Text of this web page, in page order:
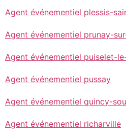
Agent événementiel plessis-
Agent événementiel prunay-
Agent événementiel puiselet-
Agent événementiel pussay
Agent événementiel quincy-
Agent événementiel richarville